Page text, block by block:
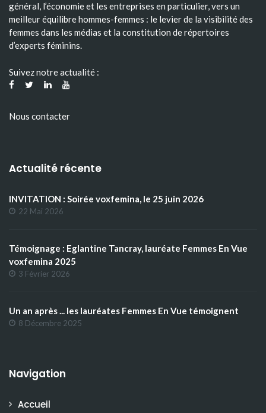
général, l’économie et les entreprises en particulier, vers un
meilleur équilibre hommes-femmes : le levier de la visibilité des
femmes dans les médias et la constitution de répertoires
d’experts féminins.
Suivez notre actualité :
Nous contacter
Actualité récente
INVITATION : Soirée voxfemina, le 25 juin 2026
22 Mai 2026
Témoignage : Eglantine Tancray, lauréate Femmes En Vue
voxfemina 2025
3 Février 2026
Un an après ... les lauréates Femmes En Vue témoignent
8 Décembre 2025
Navigation
Accueil